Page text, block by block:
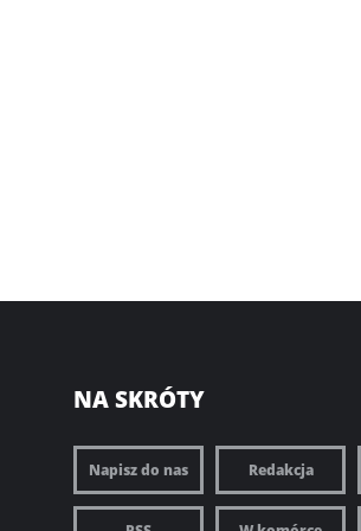
NA SKRÓTY
Napisz do nas Redakcja